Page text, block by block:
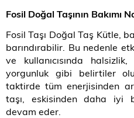
Fosil Doğal Taşının Bakımı
Fosil Taşı Doğal Taş Kütle,
barındırabilir. Bu nedenle
ve kullanıcısında
yorgunluk gibi belirtiler
taktirde tüm enerjisinden
taşı, eskisinden daha iyi
devam eder.